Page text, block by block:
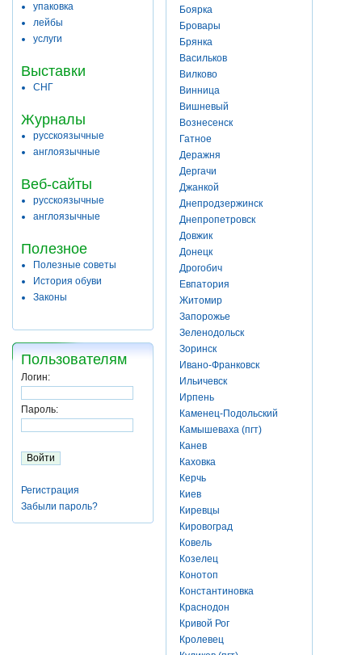
упаковка
лейбы
услуги
Выставки
СНГ
Журналы
русскоязычные
англоязычные
Веб-сайты
русскоязычные
англоязычные
Полезное
Полезные советы
История обуви
Законы
Пользователям
Логин:
Пароль:
Регистрация
Забыли пароль?
Боярка
Бровары
Брянка
Васильков
Вилково
Винница
Вишневый
Вознесенск
Гатное
Деражня
Дергачи
Джанкой
Днепродзержинск
Днепропетровск
Довжик
Донецк
Дрогобич
Евпатория
Житомир
Запорожье
Зеленодольск
Зоринск
Ивано-Франковск
Ильичевск
Ирпень
Каменец-Подольский
Камышеваха (пгт)
Канев
Каховка
Керчь
Киев
Киревцы
Кировоград
Ковель
Козелец
Конотоп
Константиновка
Краснодон
Кривой Рог
Кролевец